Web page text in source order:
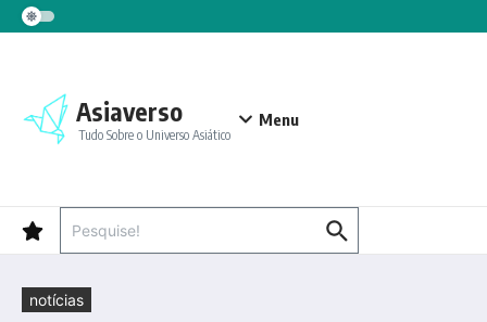
Ir para o conteúdo
Asiaverso
Tudo Sobre o Universo Asiático
Menu
notícias